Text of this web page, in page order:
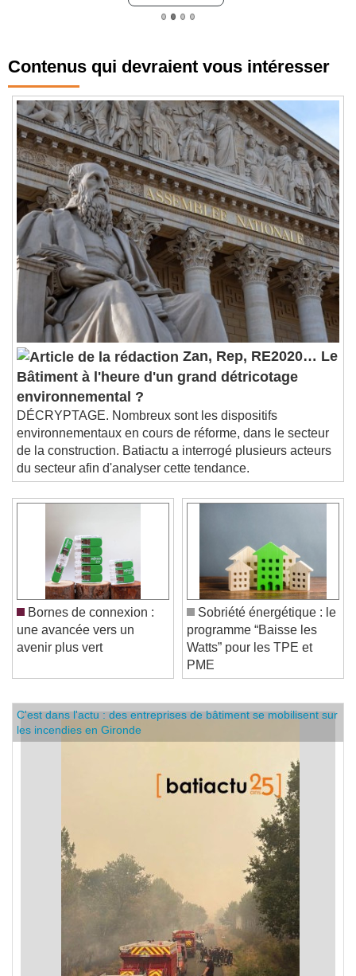
Contenus qui devraient vous intéresser
Zan, Rep, RE2020… Le
Bâtiment à l'heure d'un grand détricotage
environnemental ?
DÉCRYPTAGE. Nombreux sont les dispositifs
environnementaux en cours de réforme, dans le secteur
de la construction. Batiactu a interrogé plusieurs acteurs
du secteur afin d'analyser cette tendance.
Bornes de connexion :
une avancée vers un
avenir plus vert
Sobriété énergétique : le
programme “Baisse les
Watts” pour les TPE et
PME
C'est dans l'actu : des entreprises de bâtiment se mobilisent sur
les incendies en Gironde